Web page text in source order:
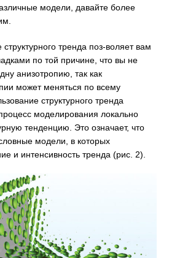
модели, давайте более
тренда поз-воляет вам
по той причине, что вы не
анизотропию, так как
может меняться по всему
структурного тренда
моделирования локально
тенденцию. Это означает, что
модели, в которых
и интенсивность тренда (рис. 2).